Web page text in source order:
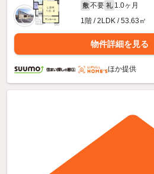
敷 不要 礼 1.0ヶ月
1階 / 2LDK / 53.63㎡
物件詳細を見る
ほか提供